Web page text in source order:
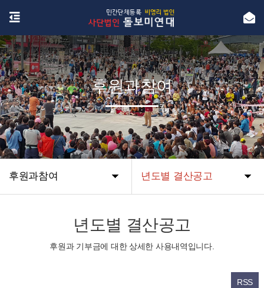
후원과참여 년도별 결산공고
후원과참여
년도별 결산공고
후원과 기부금에 대한 상세한 사용내역입니다.
RSS